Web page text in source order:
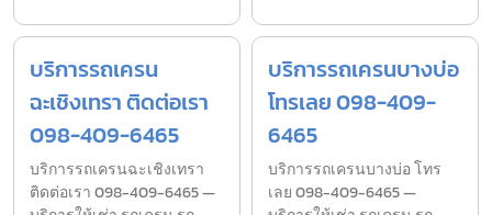
บริการรถเครน
ฉะเชิงเทรา ติดต่อเรา
098-409-6465
บริการรถเครนฉะเชิงเทรา
ติดต่อเรา 098-409-6465 —
บริการรถเครนบางบ่อ
โทรเลย 098-409-
6465
บริการรถเครนบางบ่อ โทร
เลย 098-409-6465 —